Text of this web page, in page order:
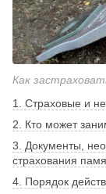
Как
1. Страховые и
2. Кто может
3. Документы,
страхования
4. Порядок